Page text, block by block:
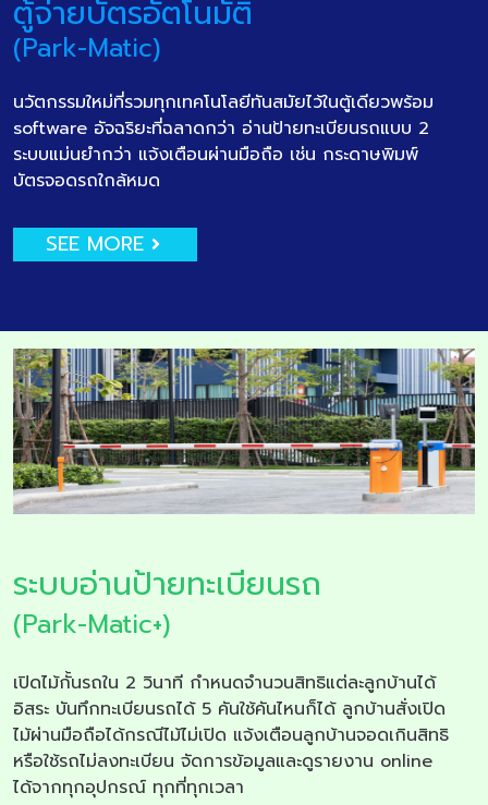
ตู้จ่ายบัตรอัตโนมัติ
(Park-Matic)
นวัตกรรมใหม่ที่รวมทุกเทคโนโลยีทันสมัยไว้ในตู้เดียวพร้อม
software อัจฉริยะที่ฉลาดกว่า อ่านป้ายทะเบียนรถแบบ 2
ระบบแม่นยำกว่า แจ้งเตือนผ่านมือถือ เช่น กระดาษพิมพ์
บัตรจอดรถใกล้หมด
SEE MORE
ระบบอ่านป้ายทะเบียนรถ
(Park-Matic+)
เปิดไม้กั้นรถใน 2 วินาที กำหนดจำนวนสิทธิแต่ละลูกบ้านได้
อิสระ บันทึกทะเบียนรถได้ 5 คันใช้คันไหนก็ได้ ลูกบ้านสั่งเปิด
ไม้ผ่านมือถือได้กรณีไม้ไม่เปิด แจ้งเตือนลูกบ้านจอดเกินสิทธิ
หรือใช้รถไม่ลงทะเบียน จัดการข้อมูลและดูรายงาน online
ได้จากทุกอุปกรณ์ ทุกที่ทุกเวลา